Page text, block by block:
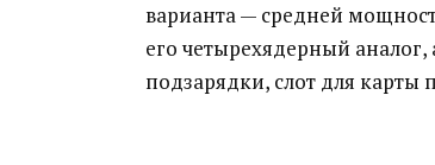
варианта — средней
его четырехядерный
подзарядки, слот для карты